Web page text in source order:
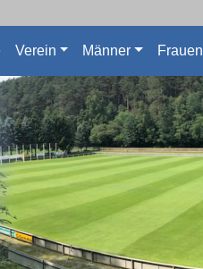
Verein Männer Frauen